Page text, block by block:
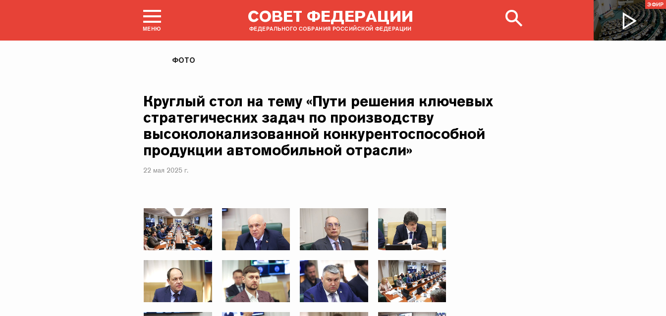
МЕНЮ
СОВЕТ ФЕДЕРАЦИИ
ФЕДЕРАЛЬНОГО СОБРАНИЯ РОССИЙСКОЙ ФЕДЕРАЦИИ
ЭФИР
ФОТО
Круглый стол на тему «Пути решения ключевых
стратегических задач по производству
высоколокализованной конкурентоспособной
продукции автомобильной отрасли»
22 мая 2025 г.